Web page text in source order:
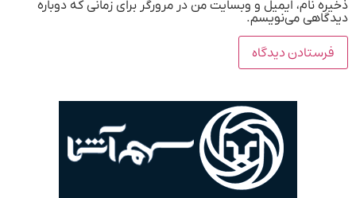
ذخیره نام، ایمیل و وبسایت من در مرورگر برای زمانی که دوباره
دیدگاهی می‌نویسم.